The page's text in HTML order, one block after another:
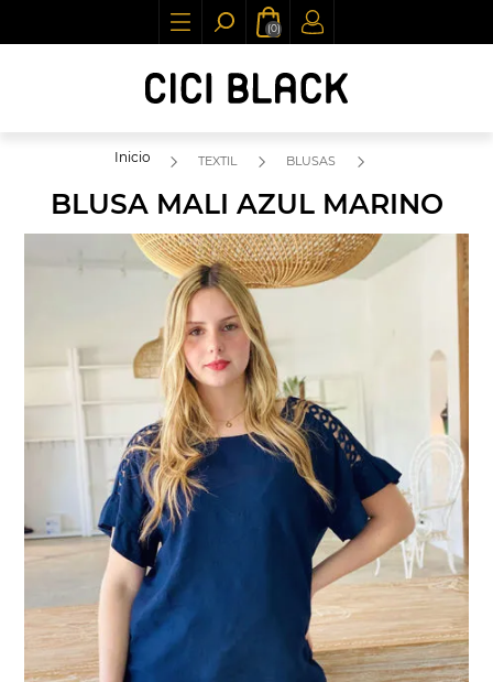
(0)
Inicio TEXTIL BLUSAS
BLUSA MALI AZUL MARINO